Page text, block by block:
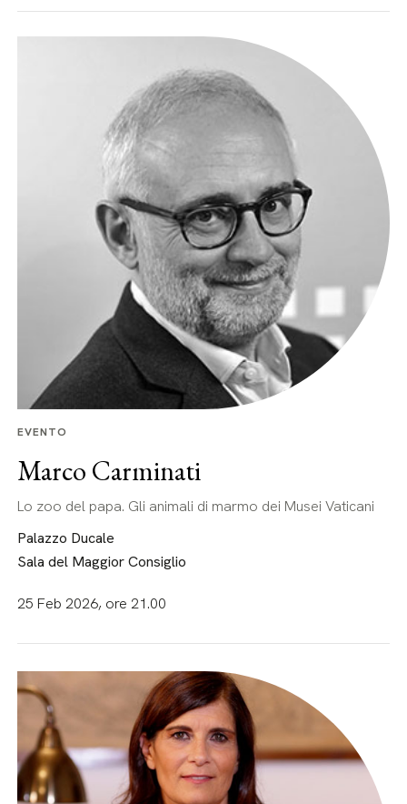
EVENTO
Marco Carminati
Lo zoo del papa. Gli animali di marmo dei Musei Vaticani
Palazzo Ducale
Sala del Maggior Consiglio
25 Feb 2026, ore 21.00